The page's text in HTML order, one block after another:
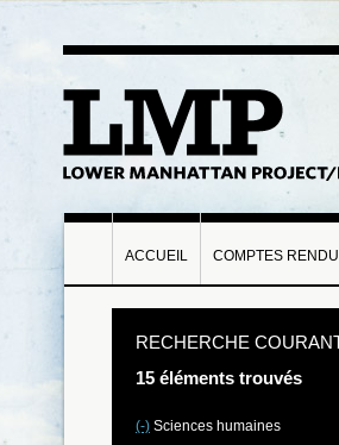
ACCUEIL COMPTES
RECHERCHE
15 éléments trouvés
(-) Sciences humaines